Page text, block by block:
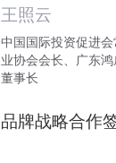
王照云
中国国际投资促进
业协会会长、广东
董事长
品牌战略合作